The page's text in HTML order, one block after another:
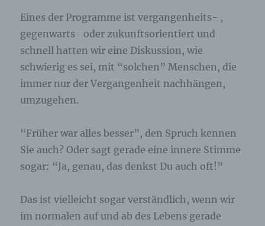
Eines der Programme ist vergangenheits- ,
gegenwarts- oder zukunftsorientiert und
schnell hatten wir eine Diskussion, wie
schwierig es sei, mit “solchen” Menschen, die
immer nur der Vergangenheit nachhängen,
umzugehen.
“Früher war alles besser”, den Spruch kennen
Sie auch? Oder sagt gerade eine innere Stimme
sogar: “Ja, genau, das denkst Du auch oft!”
Das ist vielleicht sogar verständlich, wenn wir
im normalen auf und ab des Lebens gerade